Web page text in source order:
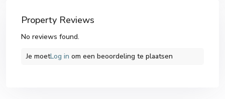
Property Reviews
No reviews found.
Je moetLog in om een ​​beoordeling te plaatsen